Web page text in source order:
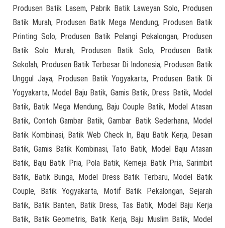
Produsen Batik Lasem, Pabrik Batik Laweyan Solo, Produsen
Batik Murah, Produsen Batik Mega Mendung, Produsen Batik
Printing Solo, Produsen Batik Pelangi Pekalongan, Produsen
Batik Solo Murah, Produsen Batik Solo, Produsen Batik
Sekolah, Produsen Batik Terbesar Di Indonesia, Produsen Batik
Unggul Jaya, Produsen Batik Yogyakarta, Produsen Batik Di
Yogyakarta, Model Baju Batik, Gamis Batik, Dress Batik, Model
Batik, Batik Mega Mendung, Baju Couple Batik, Model Atasan
Batik, Contoh Gambar Batik, Gambar Batik Sederhana, Model
Batik Kombinasi, Batik Web Check In, Baju Batik Kerja, Desain
Batik, Gamis Batik Kombinasi, Tato Batik, Model Baju Atasan
Batik, Baju Batik Pria, Pola Batik, Kemeja Batik Pria, Sarimbit
Batik, Batik Bunga, Model Dress Batik Terbaru, Model Batik
Couple, Batik Yogyakarta, Motif Batik Pekalongan, Sejarah
Batik, Batik Banten, Batik Dress, Tas Batik, Model Baju Kerja
Batik, Batik Geometris, Batik Kerja, Baju Muslim Batik, Model